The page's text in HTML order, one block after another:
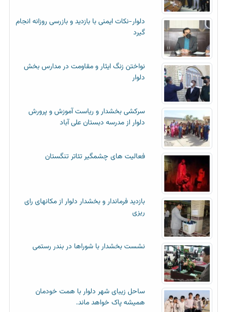
دلوار-نکات ایمنی با بازدید و بازرسی روزانه انجام
گیرد
نواختن زنگ ایثار و مقاومت در مدارس بخش
دلوار
سرکشی بخشدار و ریاست آموزش و پرورش
دلوار از مدرسه دبستان علی آباد
فعالیت های چشمگیر تئاتر تنگستان
بازدید فرماندار و بخشدار دلوار از مکانهای رای
ریزی
نشست بخشدار با شوراها در بندر رستمی
ساحل زیبای شهر دلوار با همت خودمان
همیشه پاک خواهد ماند.